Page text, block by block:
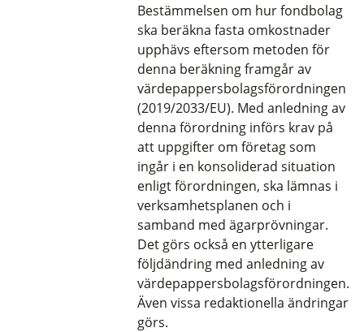
Bestämmelsen om hur fondbolag
ska beräkna fasta omkostnader
upphävs eftersom metoden för
denna beräkning framgår av
värdepappersbolagsförordningen
(2019/2033/EU). Med anledning av
denna förordning införs krav på
att uppgifter om företag som
ingår i en konsoliderad situation
enligt förordningen, ska lämnas i
verksamhetsplanen och i
samband med ägarprövningar.
Det görs också en ytterligare
följdändring med anledning av
värdepappersbolagsförordningen.
Även vissa redaktionella ändringar
görs.